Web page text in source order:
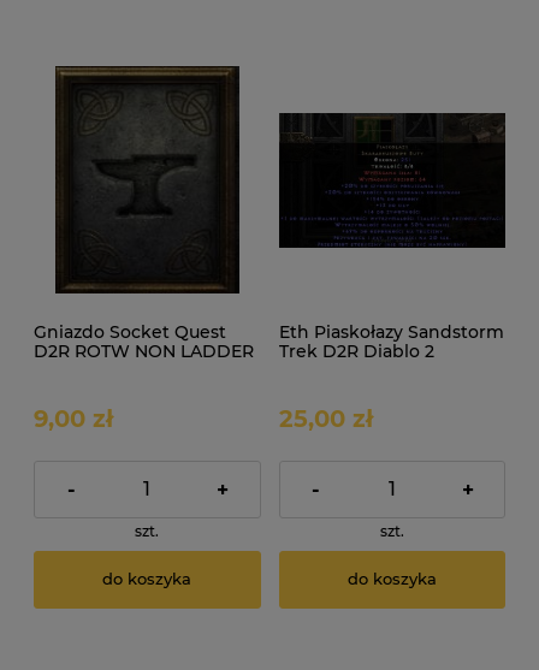
Gniazdo Socket Quest
D2R ROTW NON LADDER
9,00 zł
- +
szt.
do koszyka
Eth Piaskołazy Sandstorm
Trek D2R Diablo 2
25,00 zł
- +
szt.
do koszyka